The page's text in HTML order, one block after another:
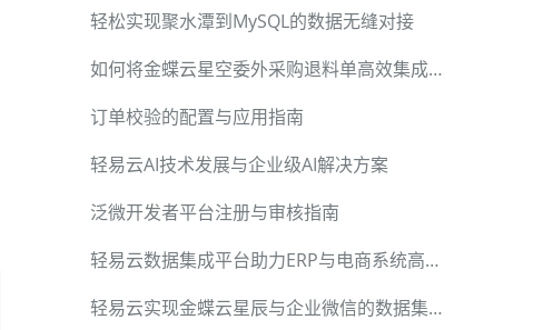
轻松实现聚水潭到MySQL的数据无缝对接
如何将金蝶云星空委外采购退料单高效集成到旺店通企业奇门
订单校验的配置与应用指南
轻易云AI技术发展与企业级AI解决方案
泛微开发者平台注册与审核指南
轻易云数据集成平台助力ERP与电商系统高效整合
轻易云实现金蝶云星辰与企业微信的数据集成解决方案